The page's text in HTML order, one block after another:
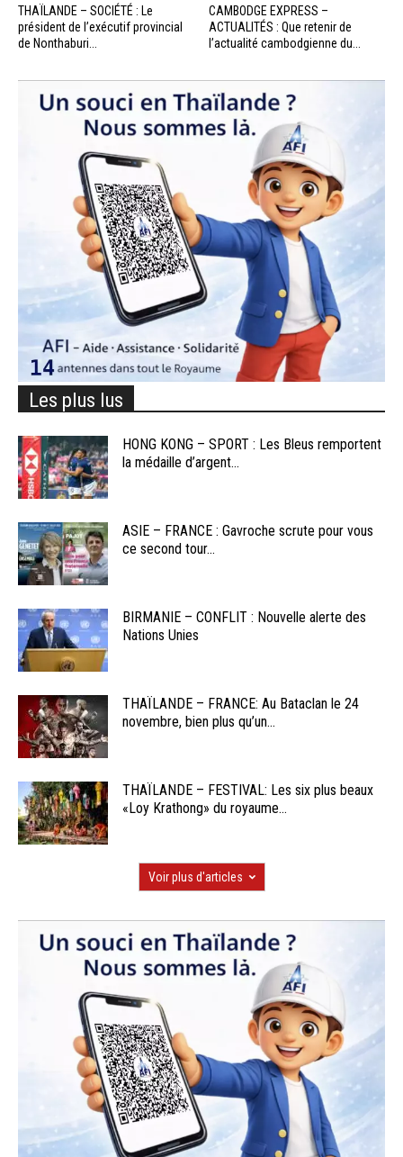
THAÏLANDE – SOCIÉTÉ : Le
président de l’exécutif provincial
de Nonthaburi...
CAMBODGE EXPRESS –
ACTUALITÉS : Que retenir de
l’actualité cambodgienne du...
Les plus lus
HONG KONG – SPORT : Les Bleus remportent
la médaille d’argent...
ASIE – FRANCE : Gavroche scrute pour vous
ce second tour...
BIRMANIE – CONFLIT : Nouvelle alerte des
Nations Unies
THAÏLANDE – FRANCE: Au Bataclan le 24
novembre, bien plus qu’un...
THAÏLANDE – FESTIVAL: Les six plus beaux
«Loy Krathong» du royaume...
Voir plus d'articles